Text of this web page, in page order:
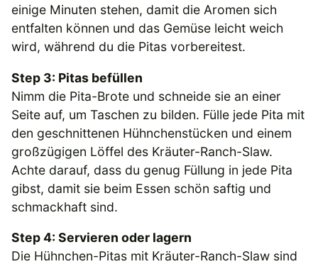
einige Minuten stehen, damit die Aromen sich
entfalten können und das Gemüse leicht weich
wird, während du die Pitas vorbereitest.
Step 3: Pitas befüllen
Nimm die Pita-Brote und schneide sie an einer
Seite auf, um Taschen zu bilden. Fülle jede Pita mit
den geschnittenen Hühnchenstücken und einem
großzügigen Löffel des Kräuter-Ranch-Slaw.
Achte darauf, dass du genug Füllung in jede Pita
gibst, damit sie beim Essen schön saftig und
schmackhaft sind.
Step 4: Servieren oder lagern
Die Hühnchen-Pitas mit Kräuter-Ranch-Slaw sind